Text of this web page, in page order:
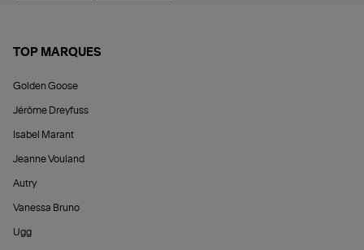
TOP MARQUES
Golden Goose
Jérôme Dreyfuss
Isabel Marant
Jeanne Vouland
Autry
Vanessa Bruno
Ugg